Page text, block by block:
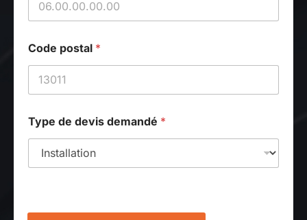
o
m
d
Code postal *
Type de devis demandé *